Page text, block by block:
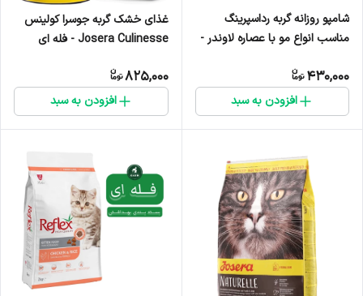
شامپو روزانه گربه رداسپرینگ
مناسب انواع مو با عصاره لاوندر -
430,000
افزودن به سبد
غذای خشک گربه جوسرا کولینس
Josera Culinesse - فله ای
825,000
افزودن به سبد